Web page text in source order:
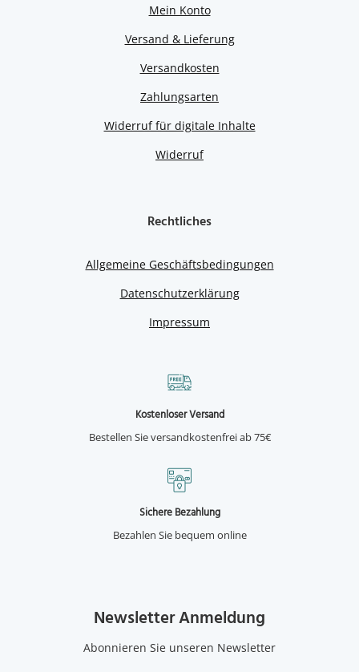
Mein Konto
Versand & Lieferung
Versandkosten
Zahlungsarten
Widerruf für digitale Inhalte
Widerruf
Rechtliches
Allgemeine Geschäftsbedingungen
Datenschutzerklärung
Impressum
Kostenloser Versand
Bestellen Sie versandkostenfrei ab 75€
Sichere Bezahlung
Bezahlen Sie bequem online
Newsletter Anmeldung
Abonnieren Sie unseren Newsletter